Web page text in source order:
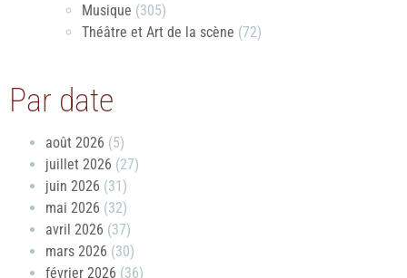
Musique (305)
Théâtre et Art de la scène (72)
Par date
août 2026 (5)
juillet 2026 (27)
juin 2026 (31)
mai 2026 (32)
avril 2026 (37)
mars 2026 (30)
février 2026 (36)